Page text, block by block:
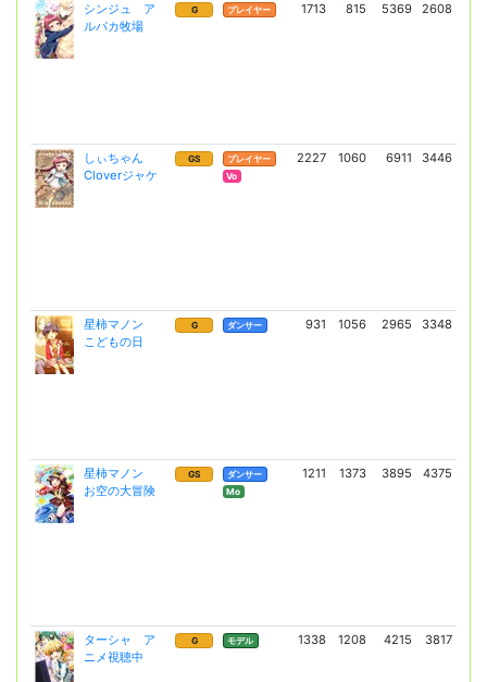
シンジュ ア
ルパカ牧場
G プレイヤー 1713 815 5369 2608
しぃちゃん
Cloverジャケ
GS
プレイヤー
Vo
2227 1060 6911 3446
星柿マノン
こどもの日
G ダンサー 931 1056 2965 3348
星柿マノン
お空の大冒険
GS
ダンサー
Mo
1211 1373 3895 4375
ターシャ ア
ニメ視聴中
G モデル 1338 1208 4215 3817